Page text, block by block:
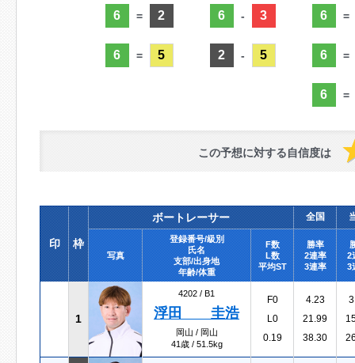
6 = 2
6 = 5
6 - 3
2 - 5
6 =
6 =
6 =
この予想に対する自信度は
印 枠
ボートレーサー 全国
写真
登録番号/級別
氏名
支部/出身地
年齢/体重
F数
L数
平均ST
勝率
2連率
3連率
2
3
1
4202 / B1
浮田 圭浩
岡山 / 岡山
41歳 / 51.5kg
F0
L0
0.19
4.23
21.99
38.30